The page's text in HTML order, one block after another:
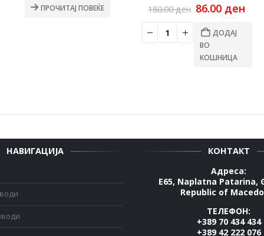
ден. ПРОЧИТАЈ ПОВЕЌЕ 180.00ден Original
was:
180.00 ден.
86.00 ден
ДОДАЈ
ВО
КОШНИЦА
НАВИГАЦИЈА
КОНТАКТ
Адреса:
E65, Naplatna Patarina,
Republic of
ТЕЛЕФОН:
+389 70 434 434
+389 42 222 076